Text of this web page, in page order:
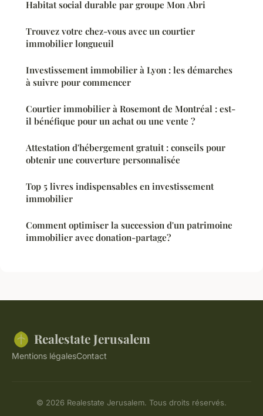
Habitat social durable par groupe Mon Abri
Trouvez votre chez-vous avec un courtier
immobilier longueuil
Investissement immobilier à Lyon : les démarches
à suivre pour commencer
Courtier immobilier à Rosemont de Montréal : est-
il bénéfique pour un achat ou une vente ?
Attestation d'hébergement gratuit : conseils pour
obtenir une couverture personnalisée
Top 5 livres indispensables en investissement
immobilier
Comment optimiser la succession d'un patrimoine
immobilier avec donation-partage?
Realestate Jerusalem
Mentions légalesContact
© 2026 Realestate Jerusalem. Tous droits réservés.